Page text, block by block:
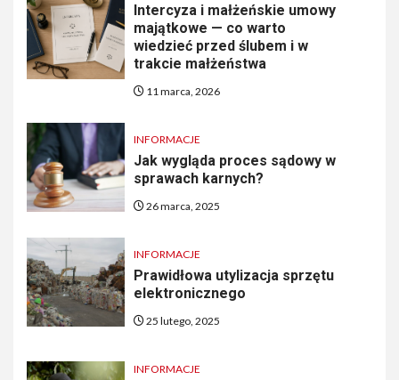
Intercyza i małżeńskie umowy
majątkowe — co warto
wiedzieć przed ślubem i w
trakcie małżeństwa
11 marca, 2026
INFORMACJE
Jak wygląda proces sądowy w
sprawach karnych?
26 marca, 2025
INFORMACJE
Prawidłowa utylizacja sprzętu
elektronicznego
25 lutego, 2025
INFORMACJE